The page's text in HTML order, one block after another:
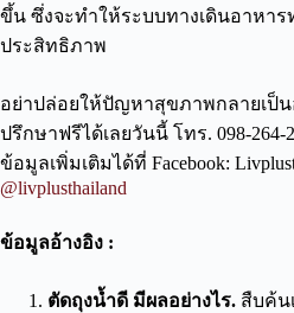
ขึ้น ซึ่งจะทำให้ระบบทางเดินอาหา
ประสิทธิภาพ
อย่าปล่อยให้ปัญหาสุขภาพกลายเป็
ปรึกษาฟรีได้เลยวันนี้ โทร. 098-
ข้อมูลเพิ่มเติมได้ที่ Facebook:
@livplusthailand
ข้อมูลอ้างอิง :
ตัดถุงน้ำดี มีผลอย่างไร. สืบค้น